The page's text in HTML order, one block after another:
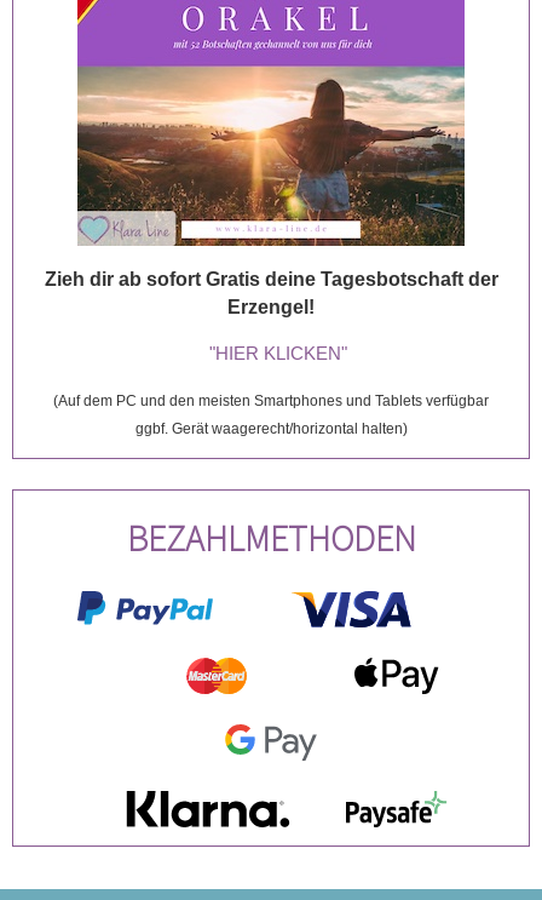
Zieh dir ab sofort Gratis deine Tagesbotschaft der
Erzengel!
"HIER KLICKEN"
(Auf dem PC und den meisten Smartphones und Tablets verfügbar
ggbf. Gerät waagerecht/horizontal halten)
BEZAHLMETHODEN